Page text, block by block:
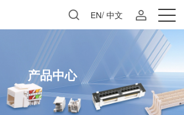
EN/中文
产品中心